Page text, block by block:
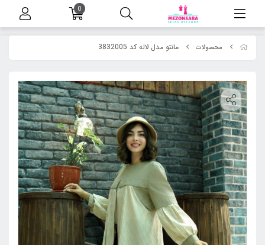
محصولات مانتو مدل لاله کد 3832005
0